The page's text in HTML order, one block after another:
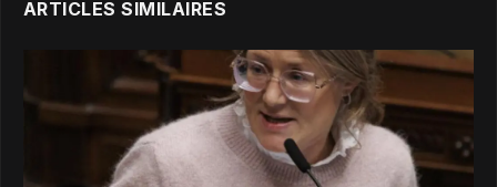
ARTICLES SIMILAIRES